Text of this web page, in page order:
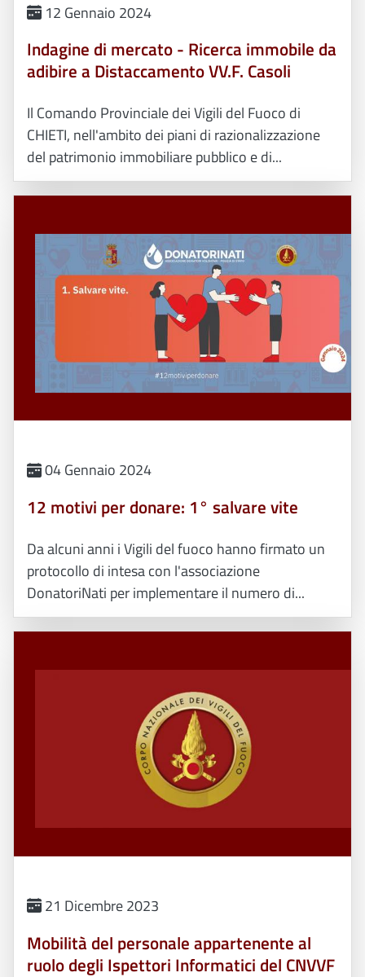
12 Gennaio 2024
Indagine di mercato - Ricerca immobile da
adibire a Distaccamento VV.F. Casoli
Il Comando Provinciale dei Vigili del Fuoco di
CHIETI, nell'ambito dei piani di razionalizzazione
del patrimonio immobiliare pubblico e di...
04 Gennaio 2024
12 motivi per donare: 1° salvare vite
Da alcuni anni i Vigili del fuoco hanno firmato un
protocollo di intesa con l'associazione
DonatoriNati per implementare il numero di...
21 Dicembre 2023
Mobilità del personale appartenente al
ruolo degli Ispettori Informatici del CNVVF